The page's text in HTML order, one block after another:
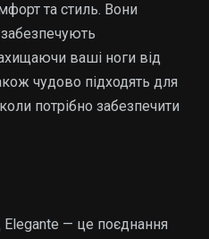
та стиль. Вони
забезпечують
ваші ноги від
чудово підходять для
потрібно забезпечити
Elegante — це поєднання